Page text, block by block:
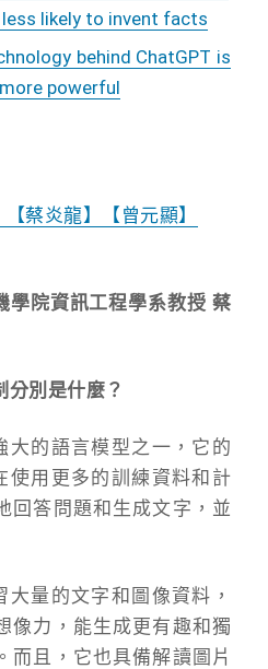
likely to invent facts
behind ChatGPT is
powerful
【蔡炎龍】 【曾元顯】
學院資訊工程學系教授 蔡
分別是什麼？
大的語言模型之一，它的
使用更多的訓練資料和計
回答問題和生成文字，並
大量的文字和圖像資料，
像力，能生成更有趣和獨
而且，它也具備解讀圖片